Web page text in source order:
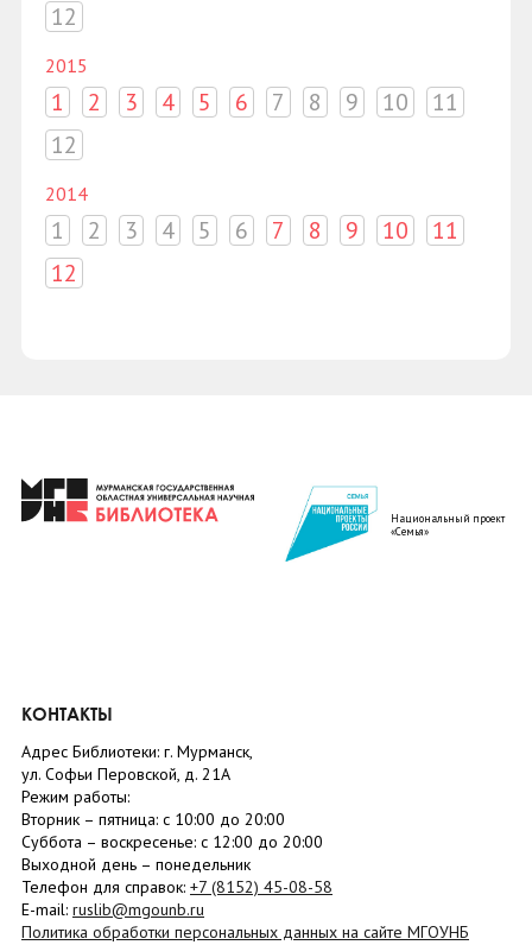
12
2015
1 2 3 4 5 6 7 8 9 10
11
12
2014
1 2 3 4 5 6 7 8 9 10
11
12
Национальный проект
«Семья»
КОНТАКТЫ
Адрес Библиотеки: г. Мурманск,
ул. Софьи Перовской, д. 21А
Режим работы:
Вторник – пятница: с 10:00 до 20:00
Суббота – воскресенье: c 12:00 до 20:00
Выходной день – понедельник
Телефон для справок: +7 (8152) 45-08-58
E-mail: ruslib@mgounb.ru
Политика обработки персональных данных на сайте МГОУНБ